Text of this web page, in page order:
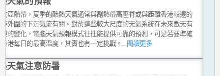
亞熱帶，夏季的酷熱天氣通常與副熱帶高壓脊或與距離香港較遠的
外圍的下沉氣流有關。對於這些較大尺度的天氣系統在未來數天有
的變化，電腦天氣預報模式往往能提供可靠的預測，可是若要準確
港每日的最高溫度，其實也有一定挑戰。
...閱讀更多
天氣注意防暑